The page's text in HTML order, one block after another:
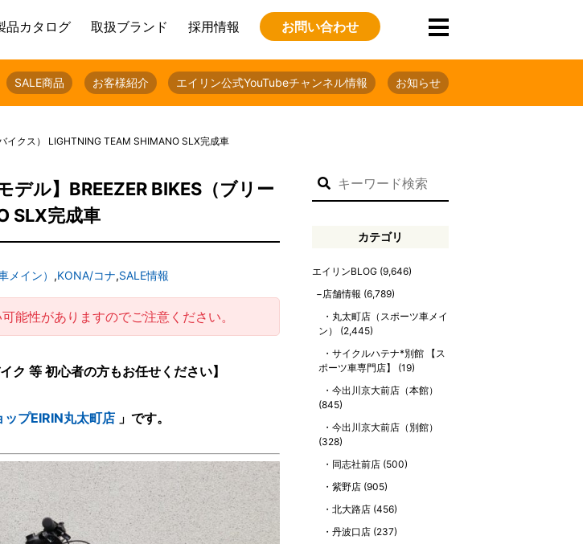
品カタログ 取扱ブランド 採用情報 お問い合わせ
SALE商品 お客様紹介 エイリン公式YouTubeチャンネル情報 お知らせ
イクス） LIGHTNING TEAM SHIMANO SLX完成車
デル】BREEZER BIKES（ブリー
SLX完成車
メイン） ,KONA/コナ,SALE情報
能性がありますのでご注意ください。
ク 等 初心者の方もお任せください】
プEIRIN丸太町店 」です。
カテゴリ
エイリンBLOG (9,646)
店舗情報 (6,789)
丸太町店（スポーツ車メイ
ン）
(2,445)
サイクルハテナ*別館 【ス
ポーツ車専門店】
(19)
今出川京大前店（本館）
(845)
今出川京大前店（別館）
(328)
同志社前店 (500)
紫野店 (905)
北大路店 (456)
丹波口店 (237)